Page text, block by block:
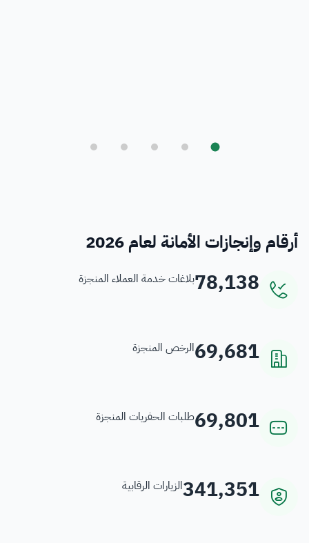
أرقام وإنجازات الأمانة لعام 2026
78,138بلاغات خدمة العملاء المنجزة
69,681الرخص المنجزة
69,801طلبات الحفريات المنجزة
341,351الزيارات الرقابية